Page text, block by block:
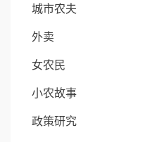
城市农夫
外卖
女农民
小农故事
政策研究